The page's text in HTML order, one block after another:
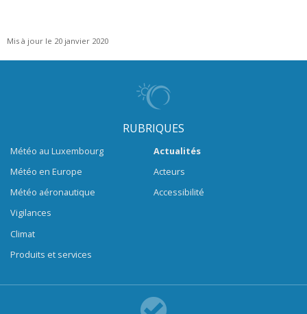
Mis à jour le 20 janvier 2020
RUBRIQUES
Météo au Luxembourg
Météo en Europe
Météo aéronautique
Vigilances
Climat
Produits et services
Actualités
Acteurs
Accessibilité